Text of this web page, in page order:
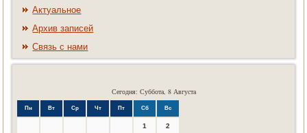
Актуальное
Архив записей
Связь с нами
Сегодня: Суббота, 8 Августа
Пн Вт Ср Чт Пт Сб Вс
1 2